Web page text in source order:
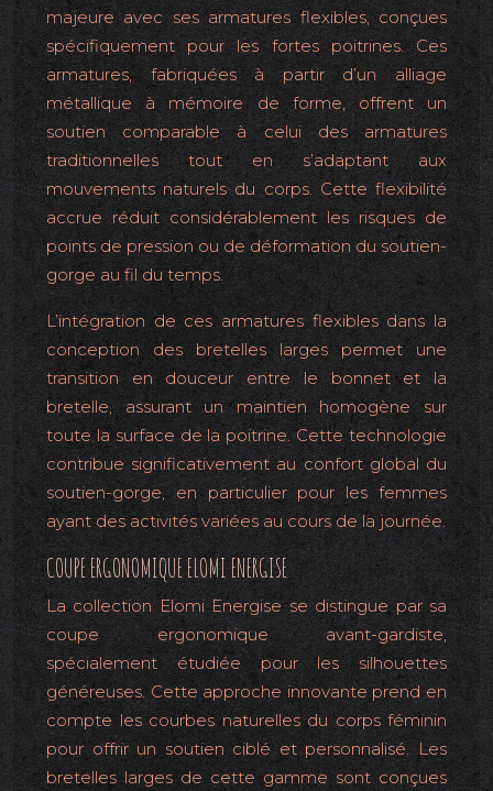
majeure avec ses armatures flexibles, conçues
spécifiquement pour les fortes poitrines. Ces
armatures, fabriquées à partir d’un alliage
métallique à mémoire de forme, offrent un
soutien comparable à celui des armatures
traditionnelles tout en s’adaptant aux
mouvements naturels du corps. Cette flexibilité
accrue réduit considérablement les risques de
points de pression ou de déformation du soutien-
gorge au fil du temps.
L’intégration de ces armatures flexibles dans la
conception des bretelles larges permet une
transition en douceur entre le bonnet et la
bretelle, assurant un maintien homogène sur
toute la surface de la poitrine. Cette technologie
contribue significativement au confort global du
soutien-gorge, en particulier pour les femmes
ayant des activités variées au cours de la journée.
COUPE ERGONOMIQUE ELOMI ENERGISE
La collection Elomi Energise se distingue par sa
coupe ergonomique avant-gardiste,
spécialement étudiée pour les silhouettes
généreuses. Cette approche innovante prend en
compte les courbes naturelles du corps féminin
pour offrir un soutien ciblé et personnalisé. Les
bretelles larges de cette gamme sont conçues